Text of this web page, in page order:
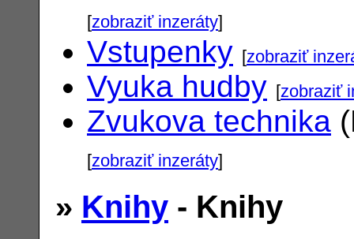
[zobraziť inzeráty]
Vstupenky [zobraziť
Vyuka hudby [zobraziť
Zvukova technika
[zobraziť inzeráty]
» Knihy - Knihy